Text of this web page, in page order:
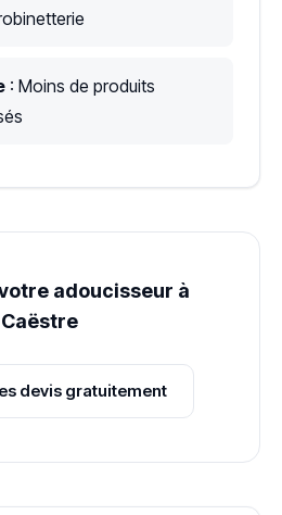
: Moins de produits
adoucisseur à
Caëstre
devis gratuitement